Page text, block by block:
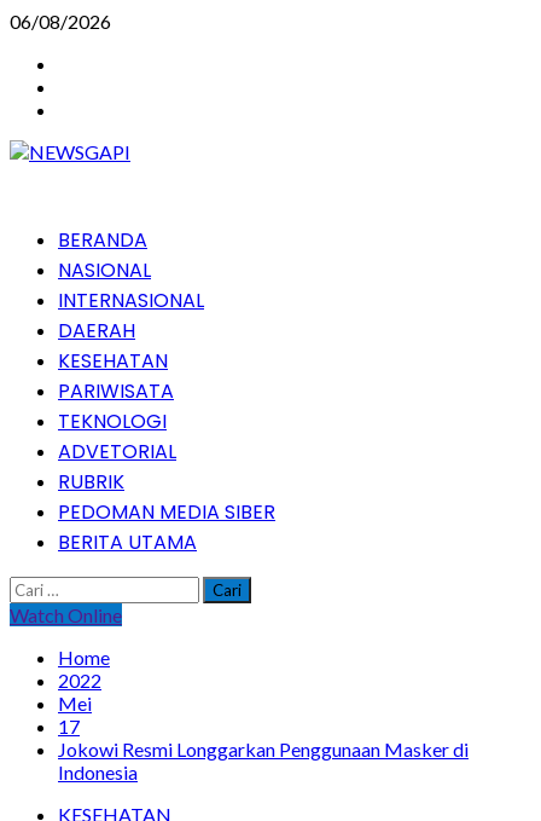
Skip
content
06/08/2026
PrimaryBERANDA
NASIONAL
INTERNASIONAL
DAERAH
KESEHATAN
PARIWISATA
TEKNOLOGI
ADVETORIAL
RUBRIK
PEDOMAN MEDIA SIBER
BERITA UTAMA
Cari
untuk:
Watch Online
Home
2022
Mei
17
Jokowi Resmi Longgarkan Penggunaan Masker di
Indonesia
KESEHATAN